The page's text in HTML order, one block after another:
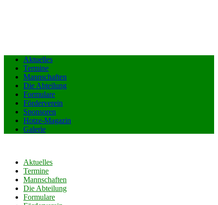
Aktuelles
Termine
Mannschaften
Die Abteilung
Formulare
Förderverein
Sponsoren
Hotze-Magazin
Galerie
Aktuelles
Termine
Mannschaften
Die Abteilung
Formulare